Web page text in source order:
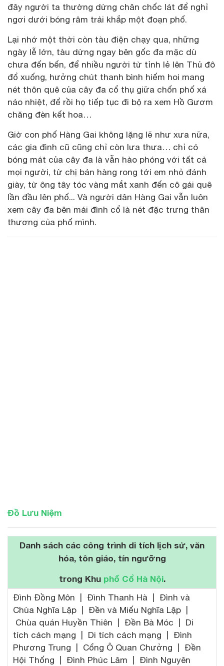
đây người ta thường dừng chân chốc lát để nghỉ
ngơi dưới bóng râm trải khắp một đoạn phố.
Lại nhớ một thời còn tàu điện chạy qua, những
ngày lễ lớn, tàu dừng ngay bên gốc đa mặc dù
chưa đến bến, để nhiều người từ tỉnh lẻ lên Thủ đô
đổ xuống, hưởng chút thanh bình hiếm hoi mang
nét thôn quê của cây đa cổ thụ giữa chốn phố xá
náo nhiệt, để rồi họ tiếp tục đi bộ ra xem Hồ Gươm
chăng đèn kết hoa…
Giờ con phố Hàng Gai không lặng lẽ như xưa nữa,
các gia đình cũ cũng chỉ còn lưa thưa… chỉ có
bóng mát của cây đa là vẫn hào phóng với tất cả
mọi người, từ chị bán hàng rong tới em nhỏ đánh
giày, từ ông tây tóc vàng mắt xanh đến cô gái quê
lần đầu lên phố... Và người dân Hàng Gai vẫn luôn
xem cây đa bên mái đình cổ là nét đặc trưng thân
thương của phố mình.
Đồ Lưu Niệm
Danh sách các công trình di tích lịch sử, văn
hóa, tôn giáo, tín ngưỡng
trong Khu phố Cổ Hà Nội.
Đình Đồng Môn | Đình Thanh Hà | Đình và
Chùa Nghĩa Lập | Đền và Miếu Nghĩa Lập |
Chùa quán Huyền Thiên | Đền Bà Móc | Di
tích cách mạng | Di tích cách mạng | Đình
Phương Trung | Cổng Ô Quan Chưởng | Đền
Hội Thống | Đình Phúc Lâm | Đình Nguyên